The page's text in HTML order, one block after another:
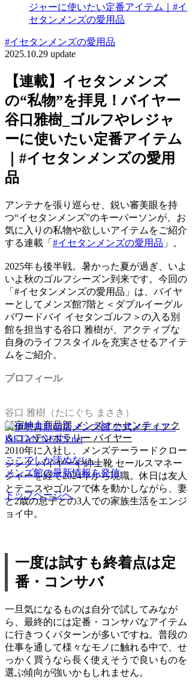
ジャーに使いたい定番アイテム｜#イ
セタンメンズの愛用品
#イセタンメンズの愛用品
2025.10.29 update
【連載】イセタンメンズ
の“私物”を拝見！バイヤー
谷口雅樹_ゴルフやレジャ
ーに使いたい定番アイテム
｜#イセタンメンズの愛用
品
アンテナを張り巡らせ、鋭い審美眼を持
つ“イセタンメンズ”のキーパーソンが、お
気に入りの私物や欲しいアイテムをご紹介
する連載「 #イセタンメンズの愛用品 」。
2025年も後半戦。暑かった夏が過ぎ、いよ
いよ秋のゴルフシーズン到来です。今回の
「#イセタンメンズの愛用品」は、バイヤ
ーとしてメンズ館7階と＜ダブルイーグル
パワードバイ イセタンゴルフ＞の入る別
館を担当する谷口 雅樹が、アクティブな
自身のライフスタイルを充実させるアイテ
ムをご紹介。
プロフィール
谷口 雅樹（たにぐち まさき）
新宿紳士商品部 メンズオーセンティック
＆コンテンポラリー バイヤー
2010年に入社し、メンズテーラードクロー
ジング バイヤーや紳士靴 セールスマネー
ジャーを経て2024年から現職。休日は友人
とテニスやゴルフで体を動かしながら、妻
と2歳の息子との3人での家族生活をエンジ
ョイ中。
一度は試すも終着点は定
番・コンサバ
一旦気になるものは自分で試してみなが
ら、最終的には定番・コンサバなアイテム
に行きつくパターンが多いですね。普段の
仕事を通して様々なモノに触れる中で、せ
っかく買うなら長く使えそうで良いものを
選ぶ傾向が強いかもしれません。
ここでしか読めない、
メンズ館の最新情報を発信
トップページへ